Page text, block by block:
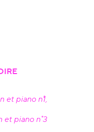
et piano n˚1,
piano n˚ 3